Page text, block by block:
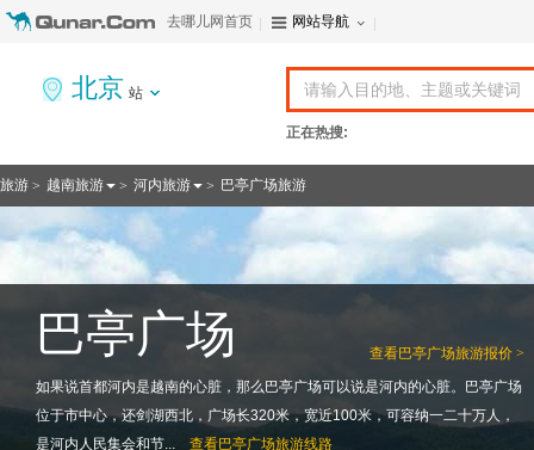
去哪儿网首页 网站导航
北京 站
正在热搜:
旅游 > 越南旅游 > 河内旅游 > 巴亭广场旅游
查看巴亭广场旅游报价 >
巴亭广场
如果说首都河内是越南的心脏，那么巴亭广场可以说是河内的心脏。巴亭广场
位于市中心，还剑湖西北，广场长320米，宽近100米，可容纳一二十万人，
是河内人民集会和节...
查看巴亭广场旅游线路